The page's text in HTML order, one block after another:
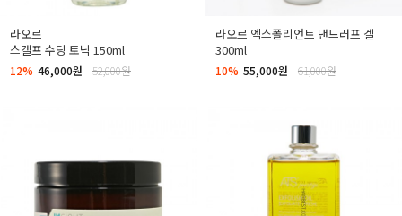
라오르
스켈프 수딩 토닉 150ml
12% 46,000원 52,000원
라오르 엑스폴리언트 댄드러프 겔
300ml
10% 55,000원 61,000원